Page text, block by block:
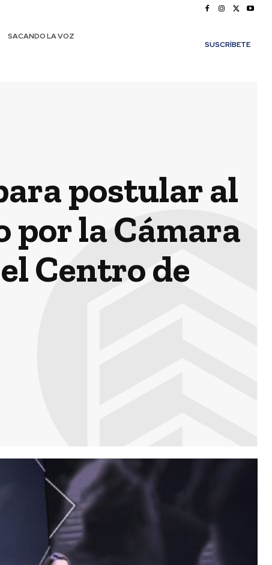
SACANDO LA VOZ
SUSCRÍBETE
postular al
por la Cámara
Centro de